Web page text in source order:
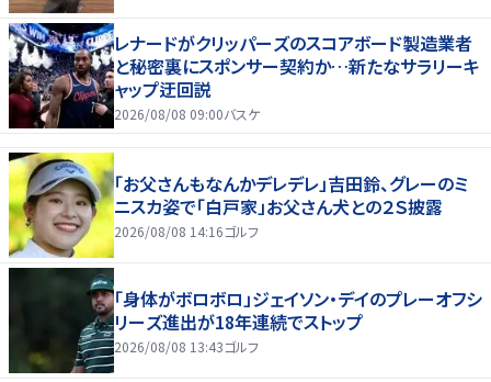
レナードがクリッパーズのスコアボード製造業者
と秘密裏にスポンサー契約か‬…新たなサラリーキ
ャップ迂回説
2026/08/08 09:00バスケ
「お父さんもなんかデレデレ」吉田鈴、グレーのミ
ニスカ姿で「白戸家」お父さん犬との２Ｓ披露
2026/08/08 14:16ゴルフ
「身体がボロボロ」ジェイソン・デイのプレーオフシ
リーズ進出が18年連続でストップ
2026/08/08 13:43ゴルフ